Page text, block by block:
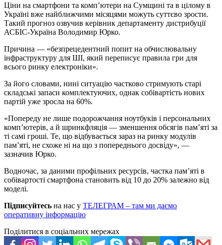
Ціни на смартфони та комп’ютери на Сумщині та в цілому в
Україні вже найближчими місяцями можуть суттєво зрости.
Такий прогноз озвучив керівник департаменту дистрибуції
АСБІС-Україна Володимир Юрко.
Причина — «безпрецедентний попит на обчислювальну
інфраструктуру для ШІ, який переписує правила гри для
всього ринку електроніки».
За його словами, нині ситуацію частково стримують старі
складські запаси комплектуючих, однак собівартість нових
партій уже зросла на 60%.
«Попереду не лише подорожчання ноутбуків і персональних
комп’ютерів, а й шринкфляція — зменшення обсягів пам’яті за
ті самі гроші. Те, що відбувається зараз на ринку модулів
пам’яті, не схоже ні на що з попереднього досвіду», —
зазначив Юрко.
Водночас, за даними профільних ресурсів, частка пам’яті в
собівартості смартфона становить від 10 до 20% залежно від
моделі.
Підписуйтесь на нас у ТЕЛЕГРАМ – там ми даємо
оперативну інформацію
Поділитися в соціальних мережах